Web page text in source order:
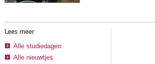
Lees meer
Alle studiedagen
Alle nieuwtjes